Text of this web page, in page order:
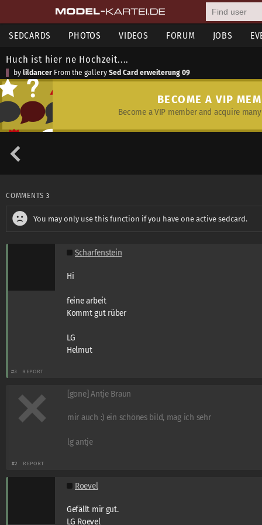
SEDCARDS PHOTOS VIDEOS FORUM JOBS
Huch ist hier ne Hochzeit....
by lildancer From the gallery Sed Card erweiterung 09
BECOME A VIP
Become a VIP member and acquire
COMMENTS 3
You may only use this function if you have one active sedcard.
Scharfenstein
Hi
feine arbeit
Kommt gut rüber
LG
Helmut
#3 REPORT
[gone] Antje Braun
mir auch :) ein schönes bild, mag ich sehr
lg antje
#2 REPORT
Roevel
Gefällt mir gut.
LG Roevel